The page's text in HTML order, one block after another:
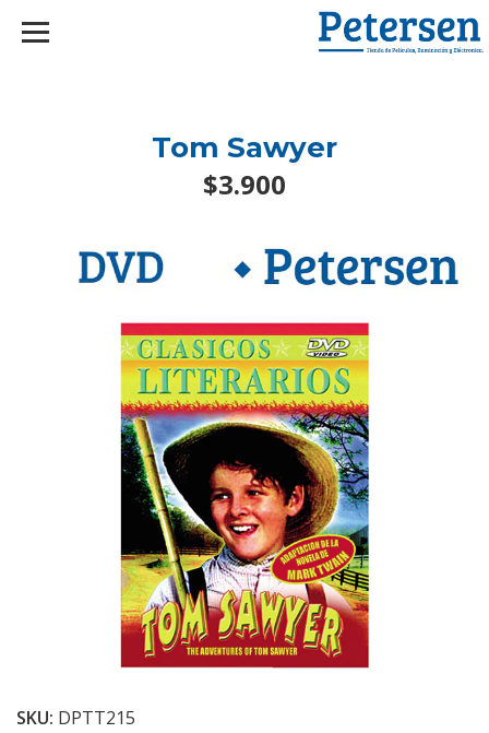
Tom Sawyer
$3.900
SKU: DPTT215